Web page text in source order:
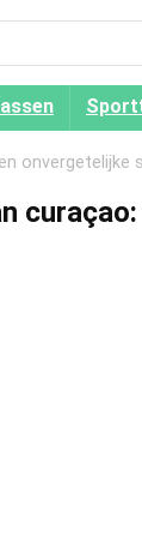
onvergetelijke